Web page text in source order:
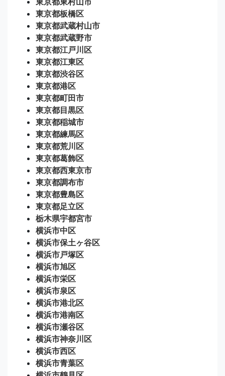
東京都板橋区
東京都武蔵村山市
東京都武蔵野市
東京都江戸川区
東京都江東区
東京都渋谷区
東京都港区
東京都町田市
東京都目黒区
東京都稲城市
東京都練馬区
東京都荒川区
東京都葛飾区
東京都西東京市
東京都調布市
東京都豊島区
東京都足立区
栃木県宇都宮市
横浜市中区
横浜市保土ヶ谷区
横浜市戸塚区
横浜市旭区
横浜市栄区
横浜市泉区
横浜市港北区
横浜市港南区
横浜市瀬谷区
横浜市神奈川区
横浜市西区
横浜市青葉区